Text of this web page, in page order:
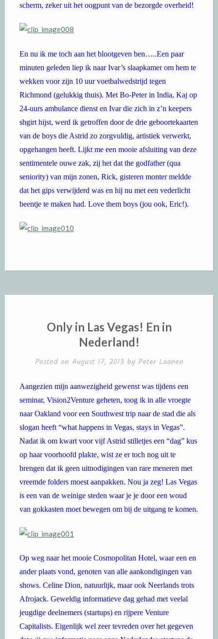
scherm, zeker uit het oogpunt van de bezorgde overheid!
En nu ik me toch aan het blootgeven ben…..Een paar
minuten geleden liep ik naar Ivar’s slaapkamer om hem te
wekken voor zijn 10 uur voetbalwedstrijd tegen
Richmond (gelukkig thuis). Met Bo-Peter in India, Kaj op
24-uurs ambulance dienst en Ivar die zich in z’n keepers
shgirt hijst, werd ik getroffen door de drie geboortekaarten
van de boys die Astrid zo zorgvuldig, artistiek verwerkt,
opgehangen heeft. Lijkt me een mooie afsluiting van deze
sentimentele ouwe zak, zij het dat the godfather (qua
seniority) van mijn zonen, Rick, gisteren monter meldde
dat het gips verwijderd was en hij nu met een vederlicht
beentje te maken had. Love them boys (jou ook, Eric!).
Only in Las Vegas! En in
Nederland!
Posted on August 17, 2013 by Peter Laanen
Aangezien mijn aanwezigheid gewenst was tijdens een
seminar, Vision2Venture geheten, toog ik in alle vroegte
naar Oakland voor een Southwest trip naar de stad die als
slogan heeft “what happens in Vegas, stays in Vegas”.
Nadat ik om kwart voor vijf Astrid stilletjes een “dag” kus
op haar voorhoofd plakte, wist ze er toch nog uit te
brengen dat ik geen uitnodigingen van rare meneren met
vreemde folders moest aanpakken. Nou ja zeg! Las Vegas
is een van de weinige steden waar je je door een woud
van gokkasten moet bewegen om bij de uitgang te komen.
Op weg naar het mooie Cosmopolitan Hotel, waar een en
ander plaats vond, genoten van alle aankondigingen van
shows. Celine Dion, natuurlijk, maar ook Neerlands trots
Afrojack. Geweldig informatieve dag gehad met veelal
jeugdige deelnemers (startups) en rijpere Venture
Capitalists. Eigenlijk wel zeer tevreden over het gegeven